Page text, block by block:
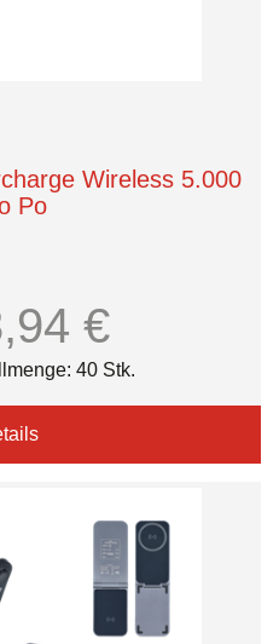
Wireless 5.000
Po
€
40 Stk.